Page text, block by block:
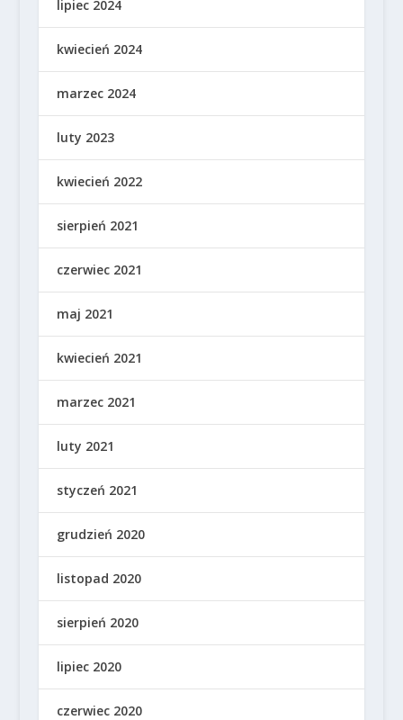
lipiec 2024
kwiecień 2024
marzec 2024
luty 2023
kwiecień 2022
sierpień 2021
czerwiec 2021
maj 2021
kwiecień 2021
marzec 2021
luty 2021
styczeń 2021
grudzień 2020
listopad 2020
sierpień 2020
lipiec 2020
czerwiec 2020